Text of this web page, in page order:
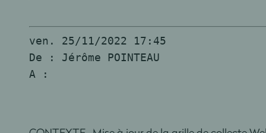
ven. 25/11/2022 17:45
De : Jérôme POINTEAU
A